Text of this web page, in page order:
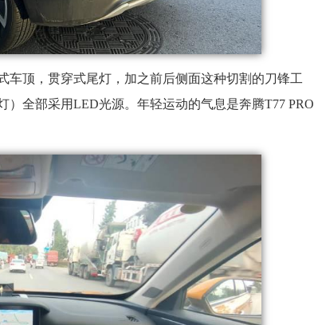
顶，贯穿式尾灯，加之前后侧面这种切割的刀锋工
全部采用LED光源。年轻运动的气息是奔腾T77 PRO